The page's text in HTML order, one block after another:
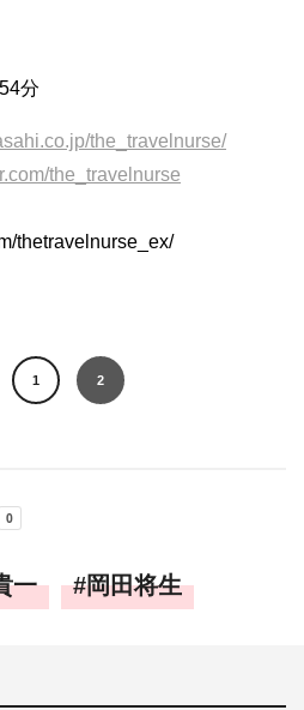
分
the_travelnurse/
the_travelnurse
thetravelnurse_ex/
1 2
一 岡田将生